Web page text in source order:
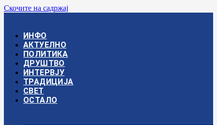
Скочите на садржај
ИНФО
АКТУЕЛНО
ПОЛИТИКА
ДРУШТВО
ИНТЕРВЈУ
ТРАДИЦИЈА
СВЕТ
ОСТАЛО